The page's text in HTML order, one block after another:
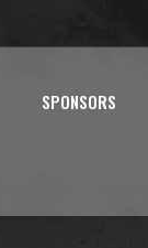
SPONSORS